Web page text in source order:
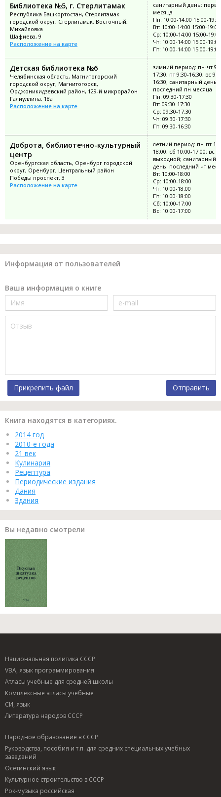
Библиотека №5, г. Стерлитамак
Республика Башкортостан, Стерлитамак
городской округ, Стерлитамак, Восточный,
Михайловка
Шафиева, 9
Расположение на карте
санитарный день:
месяца
Пн: 10:00-14:00 15:00-
Вт: 10:00-14:00 15:00-19:00
Ср: 10:00-14:00 15:00-19:00
Чт: 10:00-14:00 15:00-19:00
Пт: 10:00-14:00 15:00-19:00
Детская библиотека №6
Челябинская область, Магнитогорский
городской округ, Магнитогорск,
Орджоникидзевский район, 129-й микрорайон
Галиуллина, 18а
Расположение на карте
зимний период: пн-чт
17:30; пт 9:30-16:30; вс
16:30; санитарный день:
последний пн месяца
Пн: 09:30-17:30
Вт: 09:30-17:30
Ср: 09:30-17:30
Чт: 09:30-17:30
Пт: 09:30-16:30
Доброта, библиотечно-культурный
центр
Оренбургская область, Оренбург городской
округ, Оренбург, Центральный район
Победы проспект, 3
Расположение на карте
летний период: пн-пт
18:00; сб 10:00-17:00; вс
выходной; санитарный
день: последний чт
Вт: 10:00-18:00
Ср: 10:00-18:00
Чт: 10:00-18:00
Пт: 10:00-18:00
Сб: 10:00-17:00
Вс: 10:00-17:00
Информация от пользователей
Ваша информация о книге
Прикрепить файл Отправить
Книга находятся в категориях.
2014 год
2010-е года
21 век
Кулинария
Рецептура
Периодические издания
Дания
Здания
Вы недавно смотрели
Национальная политика СССР
VBA, язык программирования
Атласы учебные для средней школы
Комплексные атласы учебные
СИ, язык
Литература народов СССР
Народное образование в СССР
Руководства, пособия и т.п. для средних специальных учебных
заведений
Осетинский язык
Культурное строительство в СССР
Рок-музыка российская